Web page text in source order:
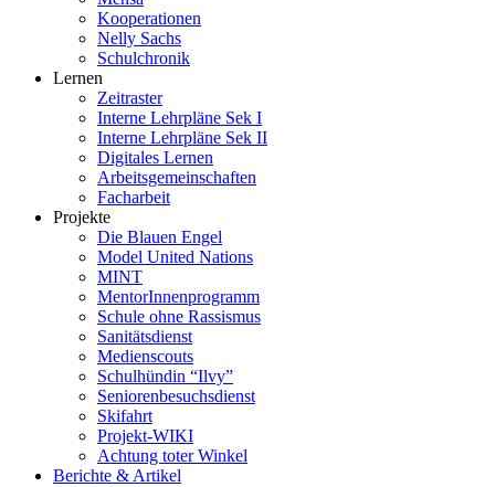
Kooperationen
Nelly Sachs
Schulchronik
Lernen
Zeitraster
Interne Lehrpläne Sek I
Interne Lehrpläne Sek II
Digitales Lernen
Arbeitsgemeinschaften
Facharbeit
Projekte
Die Blauen Engel
Model United Nations
MINT
MentorInnenprogramm
Schule ohne Rassismus
Sanitätsdienst
Medienscouts
Schulhündin “Ilvy”
Seniorenbesuchsdienst
Skifahrt
Projekt-WIKI
Achtung toter Winkel
Berichte & Artikel